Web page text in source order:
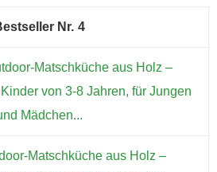
4
Matschküche aus Holz –